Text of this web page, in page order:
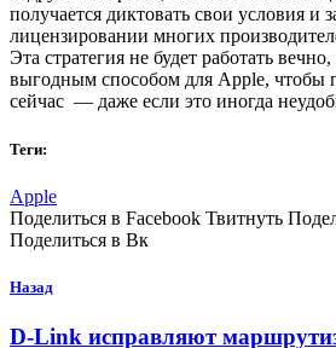
получается диктовать свои условия и
лицензировании многих
Эта стратегия не будет работать
выгодным способом для Apple, чтобы
сейчас — даже если это иногда
Теги:
Apple
Поделиться в Facebook Твитнуть
Поделиться в Вк
Назад
D-Link исправляют